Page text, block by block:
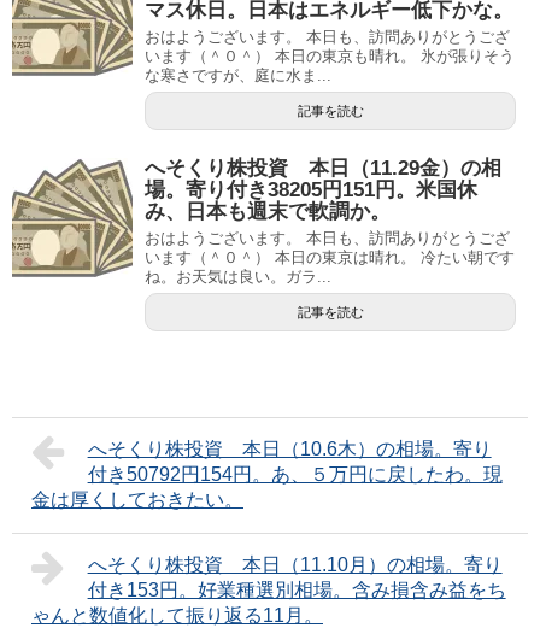
マス休日。日本はエネルギー低下かな。
おはようございます。 本日も、訪問ありがとうござ
います（＾０＾） 本日の東京も晴れ。 氷が張りそう
な寒さですが、庭に水ま...
記事を読む
へそくり株投資 本日（11.29金）の相
場。寄り付き38205円151円。米国休
み、日本も週末で軟調か。
おはようございます。 本日も、訪問ありがとうござ
います（＾０＾） 本日の東京は晴れ。 冷たい朝です
ね。お天気は良い。ガラ...
記事を読む
へそくり株投資 本日（10.6木）の相場。寄り
付き50792円154円。あ、５万円に戻したわ。現
金は厚くしておきたい。
へそくり株投資 本日（11.10月）の相場。寄り
付き153円。好業種選別相場。含み損含み益をち
ゃんと数値化して振り返る11月。